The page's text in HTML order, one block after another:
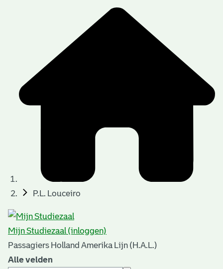
P.L. Louceiro
Mijn Studiezaal (inloggen)
Passagiers Holland Amerika Lijn (H.A.L.)
Alle velden